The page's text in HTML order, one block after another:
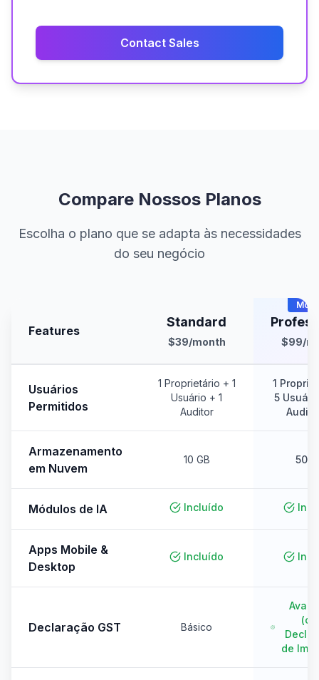
Contact Sales
Compare Nossos Planos
Escolha o plano que se adapta às necessidades
do seu negócio
Features
Standard
$39/month $99/
Usuários
Permitidos
1 Proprietário + 1
Usuário + 1
Auditor
1
5
Armazenamento
em Nuvem
10 GB 50
Módulos de IA Incluído
Apps Mobile &
Desktop
Incluído
Declaração GST Básico
de